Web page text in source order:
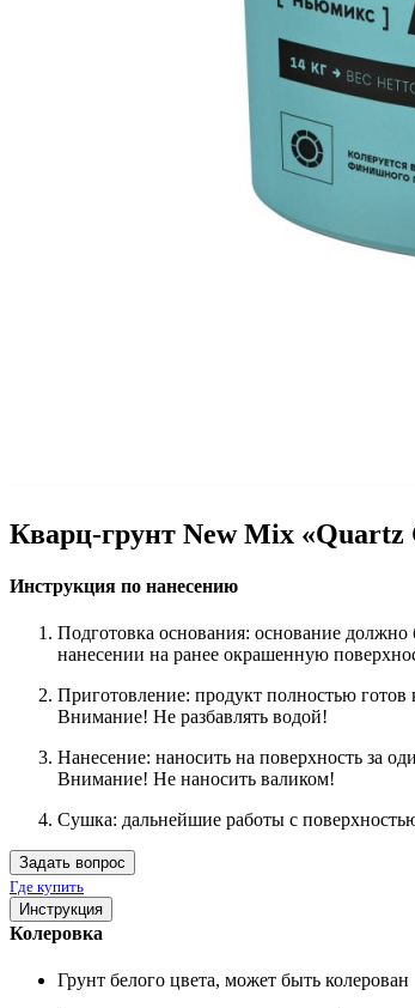
Кварц-грунт New Mix «Quartz
Инструкция по нанесению
Подготовка основания: основание
нанесении на ранее окрашенную
Приготовление: продукт полностью
Внимание! Не разбавлять водой!
Нанесение: наносить на поверхность за
Внимание! Не наносить валиком!
Сушка: дальнейшие работы с
Задать вопрос
Где купить
Инструкция
Колеровка
Грунт белого цвета, может быть колерован